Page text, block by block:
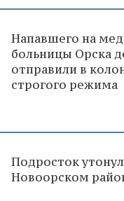
Напавшего на
больницы Орска
отправили в
строгого режима
Подросток
Новоорском